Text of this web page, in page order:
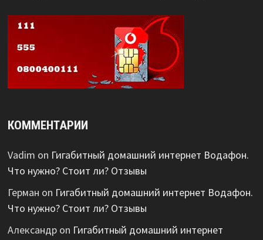
КОММЕНТАРИИ
Vadim on Гигабитный домашний интернет Водафон.
Что нужно? Стоит ли? Отзывы
Герман on Гигабитный домашний интернет Водафон.
Что нужно? Стоит ли? Отзывы
Александрon Гигабитный домашний интернет